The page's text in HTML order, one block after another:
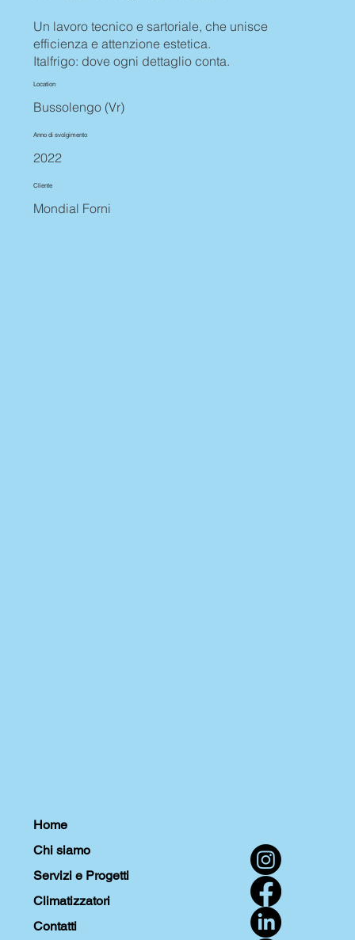
Un lavoro tecnico e sartoriale, che unisce
efficienza e attenzione estetica.
Italfrigo: dove ogni dettaglio conta.
Location
Bussolengo (Vr)
Anno di svolgimento
2022
Cliente
Mondial Forni
Home
Chi siamo
Servizi e Progetti
Climatizzatori
Contatti